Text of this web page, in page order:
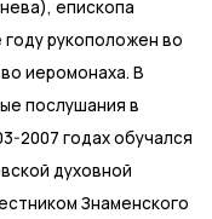
епископа
рукоположен во
иеромонаха. В
послушания в
2007 годах обучался
духовной
Знаменского